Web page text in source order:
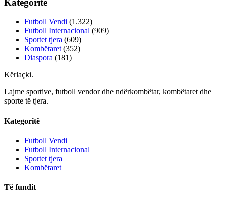
Futboll Vendi (1.322)
Futboll Internacional (909)
Sportet tjera (609)
Kombëtaret (352)
Diaspora (181)
Kërlaçki.
Lajme sportive, futboll vendor dhe ndërkombëtar, kombëtaret dhe
sporte të tjera.
Kategoritë
Futboll Vendi
Futboll Internacional
Sportet tjera
Kombëtaret
Të fundit